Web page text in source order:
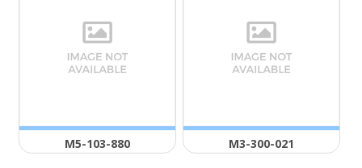
Μ5-103-880 Μ3-300-021